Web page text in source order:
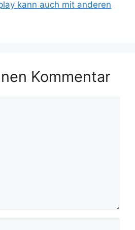
kann auch mit anderen
Kommentar